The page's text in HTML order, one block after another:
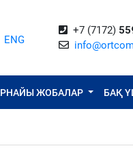
ENG
+7 (7172)
ЖОБАЛАР БАҚ